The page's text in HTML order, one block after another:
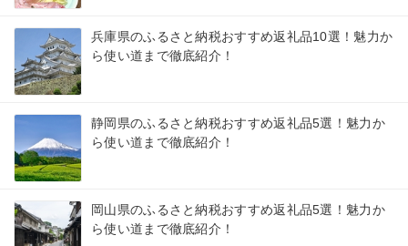
兵庫県のふるさと納税おすすめ返礼品10選！魅力か
ら使い道まで徹底紹介！
静岡県のふるさと納税おすすめ返礼品5選！魅力か
ら使い道まで徹底紹介！
岡山県のふるさと納税おすすめ返礼品5選！魅力か
ら使い道まで徹底紹介！